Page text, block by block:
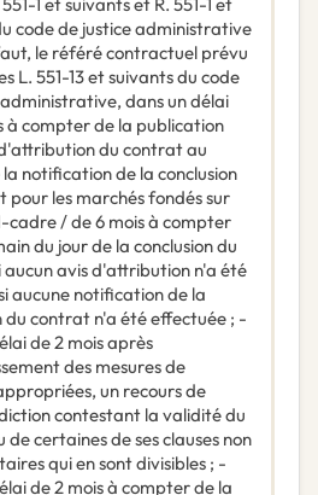
code de justice administrative
le référé contractuel prévu
L. 551-13 et suivants du code
dans un délai
à compter de la publication
du contrat au
notification de la conclusion
pour les marchés fondés sur
cadre / de 6 mois à compter
du jour de la conclusion du
aucun avis d'attribution n'a été
aucune notification de la
du contrat n'a été effectuée ; -
de 2 mois après
des mesures de
un recours de
contestant la validité du
certaines de ses clauses non
qui en sont divisibles ; -
de 2 mois à compter de la